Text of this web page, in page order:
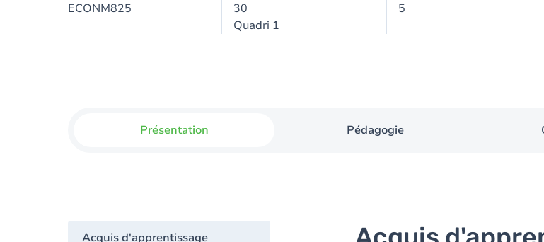
ECONM825
30
Quadri 1
5
Présentation Pédagogie
Acquis d'apprentissage